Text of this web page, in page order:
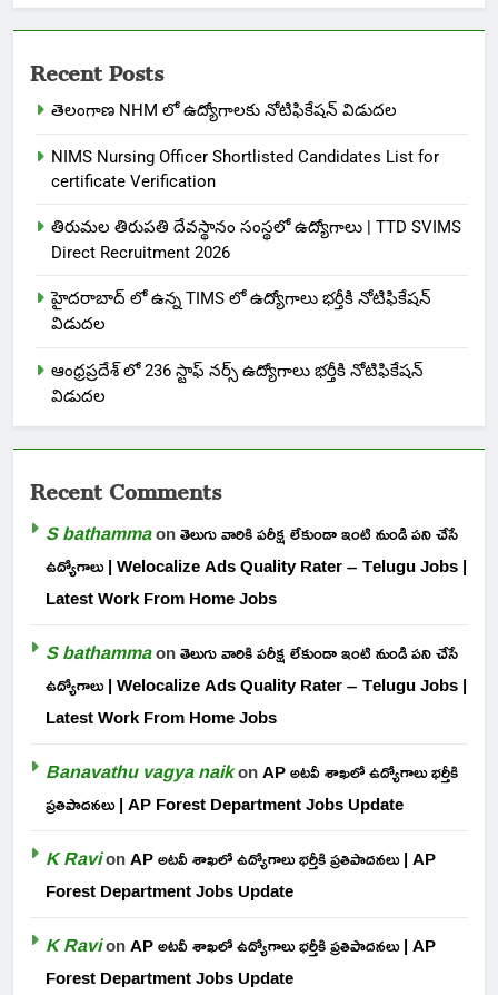
Recent Posts
తెలంగాణ NHM లో ఉద్యోగాలకు నోటిఫికేషన్ విడుదల
NIMS Nursing Officer Shortlisted Candidates List for
certificate Verification
తిరుమల తిరుపతి దేవస్థానం సంస్థలో ఉద్యోగాలు | TTD SVIMS
Direct Recruitment 2026
హైదరాబాద్ లో ఉన్న TIMS లో ఉద్యోగాలు భర్తీకి నోటిఫికేషన్
విడుదల
ఆంధ్రప్రదేశ్ లో 236 స్టాఫ్ నర్స్ ఉద్యోగాలు భర్తీకి నోటిఫికేషన్
విడుదల
Recent Comments
S bathammaonతెలుగు వారికి పరీక్ష లేకుండా ఇంటి నుండి పని చేసే
ఉద్యోగాలు | Welocalize Ads Quality Rater – Telugu Jobs |
Latest Work From Home Jobs
S bathammaonతెలుగు వారికి పరీక్ష లేకుండా ఇంటి నుండి పని చేసే
ఉద్యోగాలు | Welocalize Ads Quality Rater – Telugu Jobs |
Latest Work From Home Jobs
Banavathu vagya naikonAP అటవీ శాఖలో ఉద్యోగాలు భర్తీకి
ప్రతిపాదనలు | AP Forest Department Jobs Update
K RavionAP అటవీ శాఖలో ఉద్యోగాలు భర్తీకి ప్రతిపాదనలు | AP
Forest Department Jobs Update
K RavionAP అటవీ శాఖలో ఉద్యోగాలు భర్తీకి ప్రతిపాదనలు | AP
Forest Department Jobs Update